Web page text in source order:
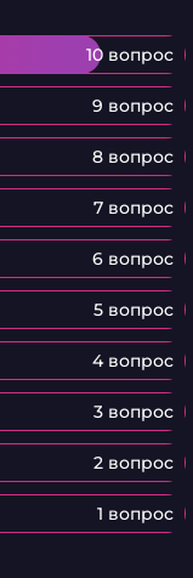
10 вопрос
9 вопрос
8 вопрос
7 вопрос
6 вопрос
5 вопрос
4 вопрос
3 вопрос
2 вопрос
1 вопрос